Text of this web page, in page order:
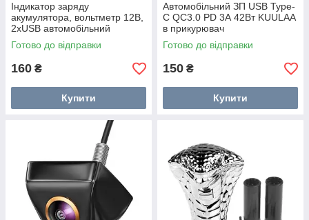
Індикатор заряду
акумулятора, вольтметр 12В,
2xUSB автомобільний
Готово до відправки
160 ₴
Купити
Автомобільний ЗП USB Type-
C QC3.0 PD 3А 42Вт KUULAA
в прикурювач
Готово до відправки
150 ₴
Купити